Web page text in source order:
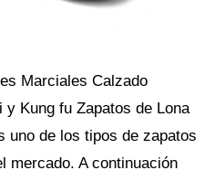
Marciales Calzado
y Kung fu Zapatos de Lona
uno de los tipos de zapatos
mercado. A continuación